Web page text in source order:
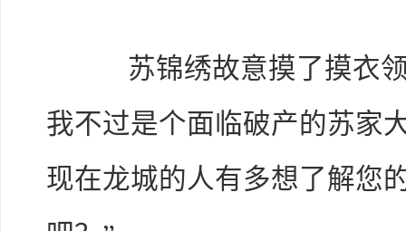
苏锦绣故意摸了摸衣领
我不过是个面临破产的苏家
现在龙城的人有多想了解您